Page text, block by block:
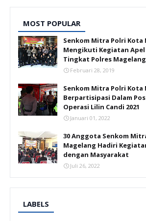
MOST POPULAR
Senkom Mitra Polri Kota
Mengikuti Kegiatan
Tingkat Polres
Februari 28, 2019
Senkom Mitra Polri Kota
Berpartisipasi Dalam
Operasi Lilin Candi 2021
Januari 01, 2022
30 Anggota Senkom
Magelang Hadiri
dengan Masyarakat
Juli 26, 2022
LABELS